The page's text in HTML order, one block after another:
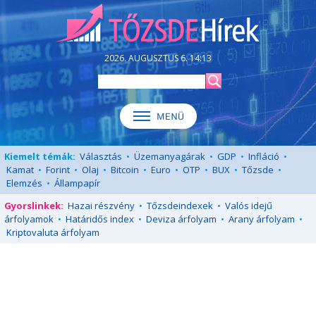
2026. AUGUSZTUS 6. 14:13
Kiemelt témák: Választás • Üzemanyagárak • GDP • Infláció •
Kamat • Forint • Olaj • Bitcoin • Euro • OTP • BUX • Tőzsde •
Elemzés • Állampapír
Gyorslinkek: Hazai részvény • Tőzsdeindexek • Valós idejű
árfolyamok • Határidős index • Deviza árfolyam • Arany árfolyam •
Kriptovaluta árfolyam